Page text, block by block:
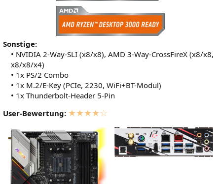
Sonstige:
• NVIDIA 2-Way-SLI (x8/x8), AMD 3-Way-CrossFireX (x8/x8,
x8/x8/x4)
• 1x PS/2 Combo
• 1x M.2/E-Key (PCIe, 2230, WiFi+BT-Modul)
• 1x Thunderbolt-Header 5-Pin
User-Bewertung: ★★★★☆